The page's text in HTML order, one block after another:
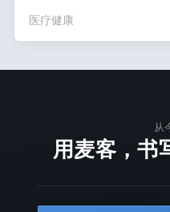
医疗健康
从
用麦客，书